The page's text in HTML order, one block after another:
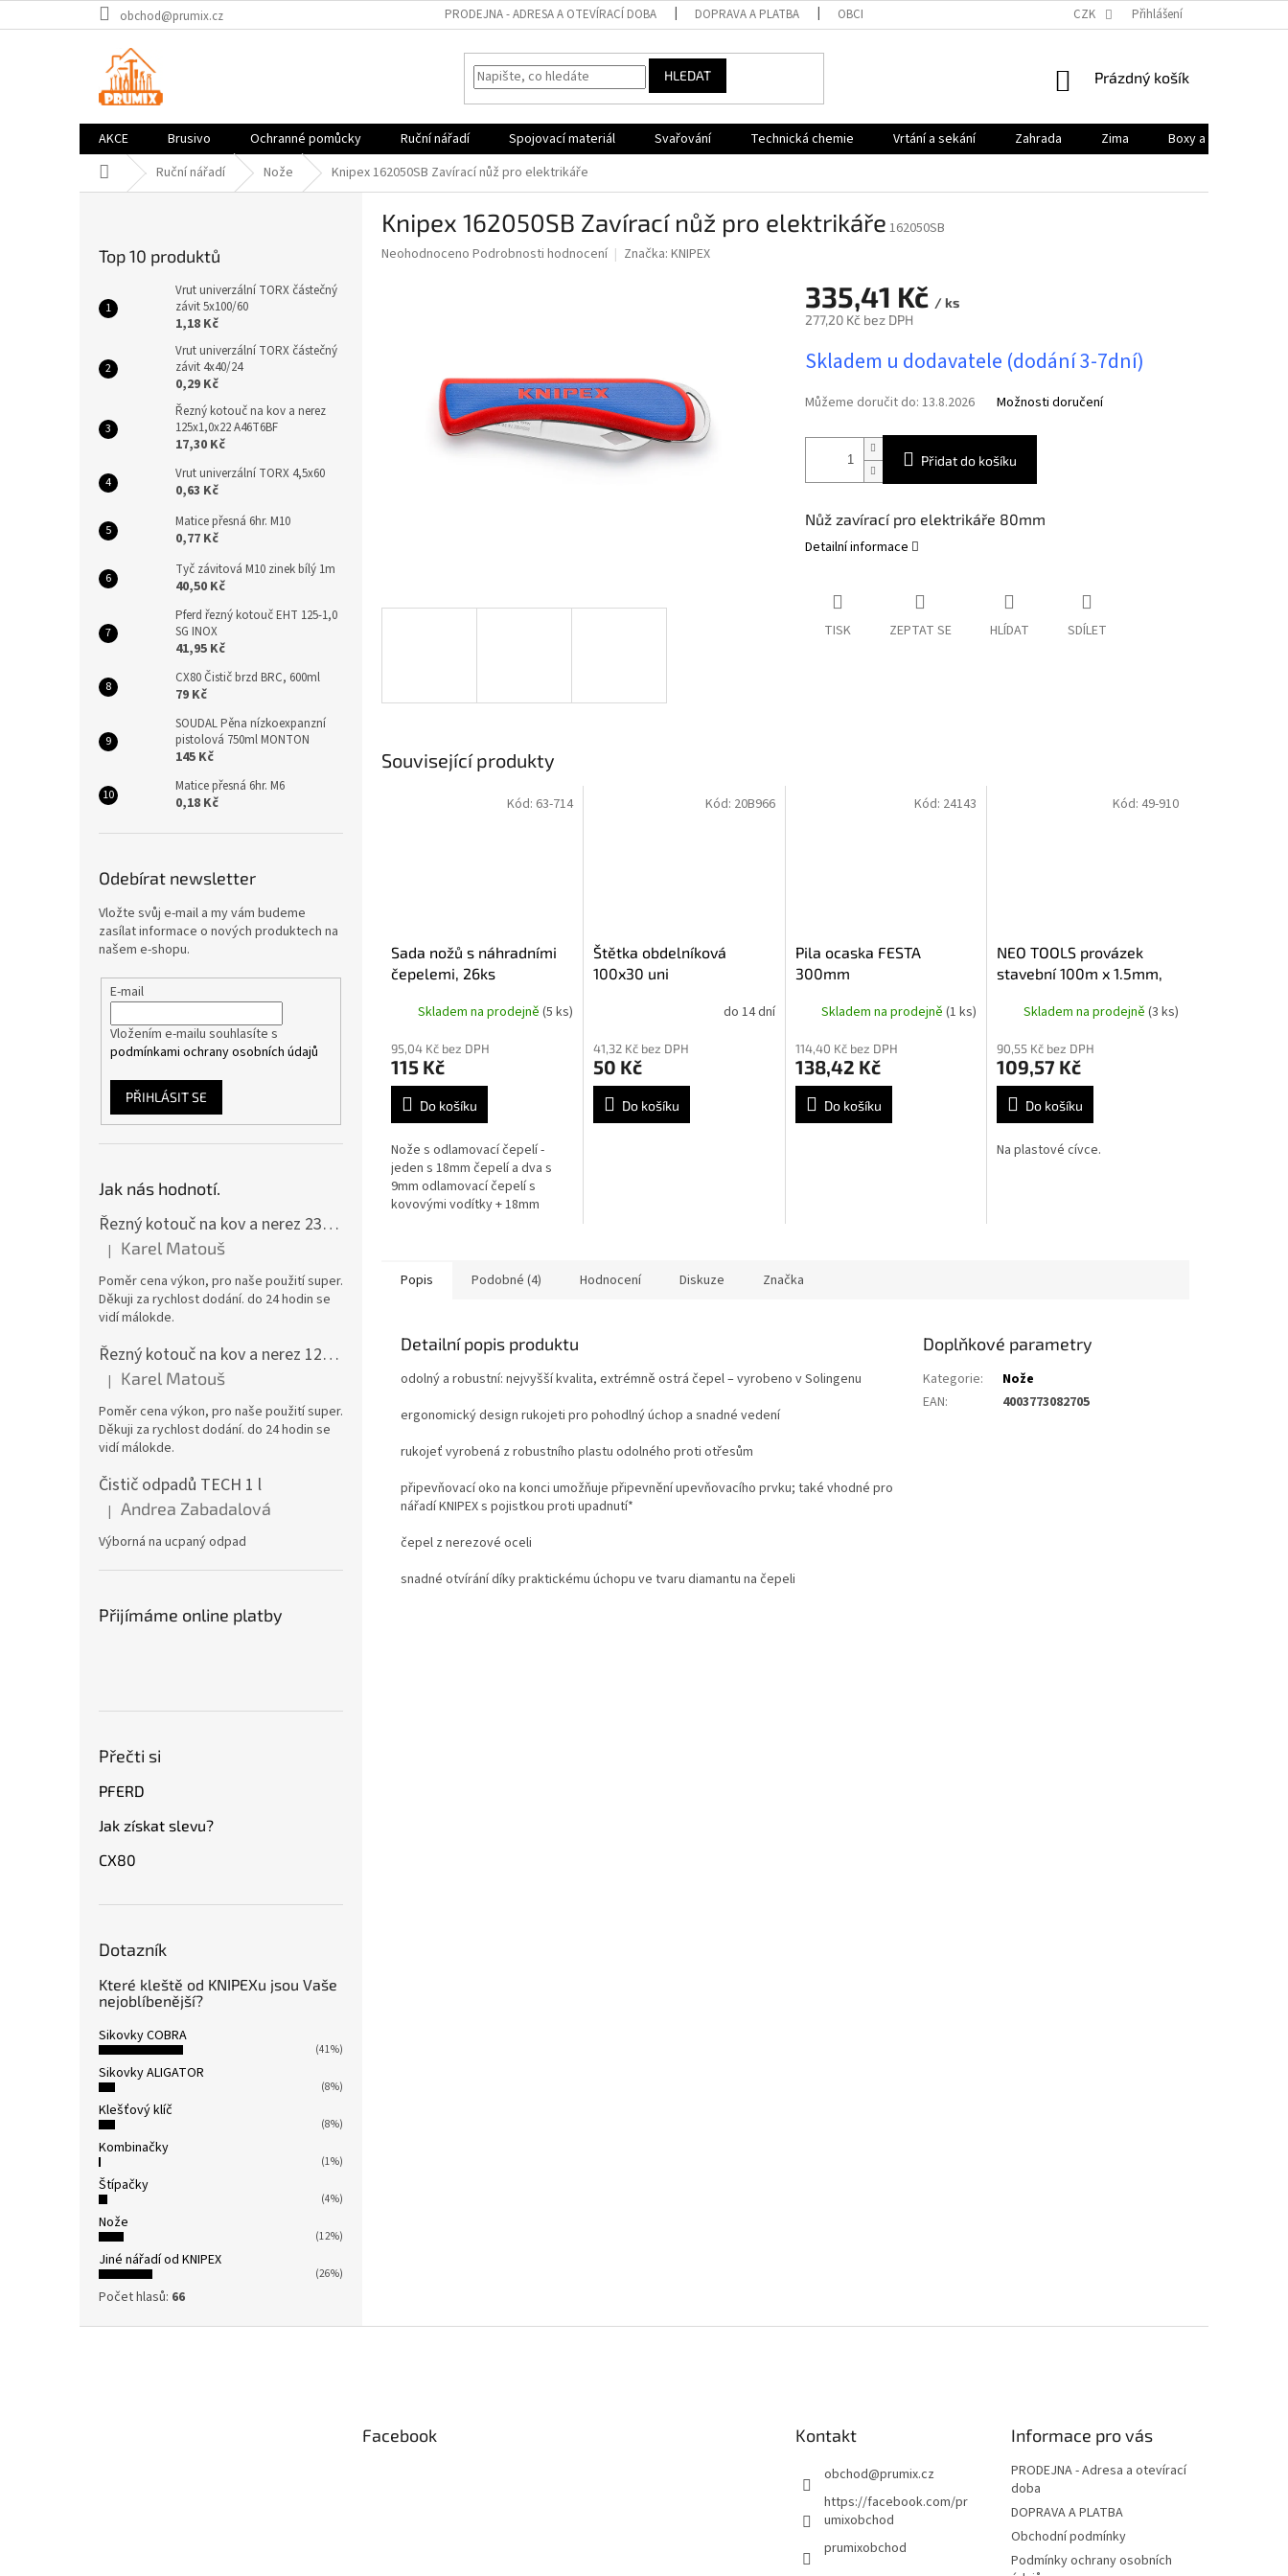
na
obchod@prumix.cz PRODEJNA - ADRESA A OTEVÍRACÍ DOBA DOPRAVA A PLATBA OBCHODNÍ PODMÍNKY PODMÍNKY OCHRANY OSOBNÍCH ÚDAJŮ
CZK Přihlášení
HLEDAT
NÁKUPNÍ
Prázdný košík
AKCE Brusivo Ochranné pomůcky Ruční nářadí Spojovací materiál Svařování Technická chemie Vrtání a sekání Zahrada Zima Boxy a brašny
Domů Ruční nářadí Nože Knipex 162050SB Zavírací nůž pro elektrikáře
Top 10 produktů
Vrut univerzální TORX částečný
závit 5x100/60
1,18 Kč
Vrut univerzální TORX částečný
závit 4x40/24
0,29 Kč
Řezný kotouč na kov a nerez
125x1,0x22 A46T6BF
17,30 Kč
Vrut univerzální TORX 4,5x60
0,63 Kč
Matice přesná 6hr. M10
0,77 Kč
Tyč závitová M10 zinek bílý 1m
40,50 Kč
Pferd řezný kotouč EHT 125-1,0
SG INOX
41,95 Kč
CX80 Čistič brzd BRC, 600ml
79 Kč
SOUDAL Pěna nízkoexpanzní
pistolová 750ml MONTON
145 Kč
Matice přesná 6hr. M6
0,18 Kč
Odebírat newsletter
Vložte svůj e-mail a my vám budeme
zasílat informace o nových produktech na
našem e-shopu.
E-mail
Vložením e-mailu souhlasíte s
podmínkami ochrany osobních údajů
PŘIHLÁSIT SE
Jak nás hodnotí.
Řezný kotouč na kov a nerez 230x2,0x22 A46T6BF, balení 25ks
Hodnocení produktu je 5 z 5 hvězdiček.
| Karel Matouš
Poměr cena výkon, pro naše použití super.
Děkuji za rychlost dodání. do 24 hodin se
vidí málokde.
Řezný kotouč na kov a nerez 125x1,0x22 A46T6BF, balení 25ks
Hodnocení produktu je 5 z 5 hvězdiček.
| Karel Matouš
Poměr cena výkon, pro naše použití super.
Děkuji za rychlost dodání. do 24 hodin se
vidí málokde.
Čistič odpadů TECH 1 l
Hodnocení produktu je 5 z 5 hvězdiček.
| Andrea Zabadalová
Výborná na ucpaný odpad
Přijímáme online platby
Přečti si
PFERD
Jak získat slevu?
CX80
Dotazník
Které kleště od KNIPEXu jsou Vaše
nejoblíbenější?
Sikovky COBRA
(41%)
Sikovky ALIGATOR
(8%)
Klešťový klíč
(8%)
Kombinačky
(1%)
Štípačky
(4%)
Nože
(12%)
Jiné nářadí od KNIPEX
(26%)
Počet hlasů: 66
Knipex 162050SB Zavírací nůž pro elektrikáře 162050SB
Průměrné
hvězdiček.
Neohodnoceno Podrobnosti hodnocení Značka: KNIPEX
335,41 Kč / ks
277,20 Kč bez DPH
cena:
Skladem u dodavatele (dodání 3-7dní)
Můžeme doručit do: 13.8.2026 Možnosti doručení
Přidat do košíku
Nůž zavírací pro elektrikáře 80mm
Detailní informace
TISK ZEPTAT SE HLÍDAT SDÍLET
Související produkty
Sada nožů s náhradními
čepelemi, 26ks
Skladem na prodejně (5 ks)
95,04 Kč bez DPH
115 Kč
Do košíku
Nože s odlamovací čepelí -
jeden s 18mm čepelí a dva s
9mm odlamovací čepelí s
kovovými vodítky + 18mm
Kód: 63-714
Štětka obdelníková
100x30 uni
do 14 dní
41,32 Kč bez DPH
50 Kč
Do košíku
Kód: 20B966
Pila ocaska FESTA
300mm
Skladem na prodejně(1 ks)
114,40 Kč bez DPH
138,42 Kč
Do košíku
Kód: 24143
NEO TOOLS provázek
stavební 100m x 1.5mm,
Skladem na prodejně (3 ks)
90,55 Kč bez DPH
109,57 Kč
Do košíku
Na plastové cívce.
Kód: 49-910
Popis Podobné (4) Hodnocení Diskuze Značka
Detailní popis produktu
odolný a robustní: nejvyšší kvalita, extrémně ostrá čepel – vyrobeno v Solingenu
ergonomický design rukojeti pro pohodlný úchop a snadné vedení
rukojeť vyrobená z robustního plastu odolného proti otřesům
připevňovací oko na konci umožňuje připevnění upevňovacího prvku; také vhodné pro
nářadí KNIPEX s pojistkou proti upadnutí*
čepel z nerezové oceli
snadné otvírání díky praktickému úchopu ve tvaru diamantu na čepeli
Doplňkové parametry
Kategorie:
Nože
EAN: 4003773082705
Facebook Kontakt
obchod@prumix.cz
https://facebook.com/pr
umixobchod
prumixobchod
Informace pro vás
PRODEJNA - Adresa a otevírací
doba
DOPRAVA A PLATBA
Obchodní podmínky
Podmínky ochrany osobních